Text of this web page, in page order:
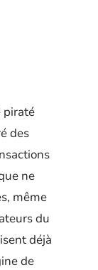
piraté
des
ne
même
du
déjà
de